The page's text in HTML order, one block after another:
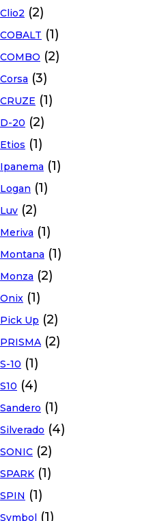
Clio2 (2)
COBALT (1)
COMBO (2)
Corsa (3)
CRUZE (1)
D-20 (2)
Etios (1)
Ipanema (1)
Logan (1)
Luv (2)
Meriva (1)
Montana (1)
Monza (2)
Onix (1)
Pick Up (2)
PRISMA (2)
S-10 (1)
S10 (4)
Sandero (1)
Silverado (4)
SONIC (2)
SPARK (1)
SPIN (1)
Symbol (1)